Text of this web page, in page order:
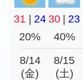
31 | 24 30 | 23
20%
40%
8/14
(金)
8/15
(土)